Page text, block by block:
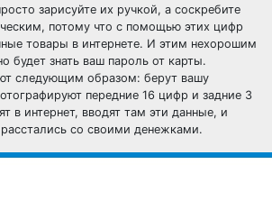
зарисуйте их ручкой, а соскребите
потому что с помощью этих цифр
товары в интернете. И этим нехорошим
будет знать ваш пароль от карты.
следующим образом: берут вашу
передние 16 цифр и задние 3
в интернет, вводят там эти данные, и
расстались со своими денежками.